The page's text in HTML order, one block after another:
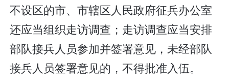
不设区的市、市辖区人民政府征兵办公室
还应当组织走访调查；走访调查应当安排
部队接兵人员参加并签署意见，未经部队
接兵人员签署意见的，不得批准入伍。